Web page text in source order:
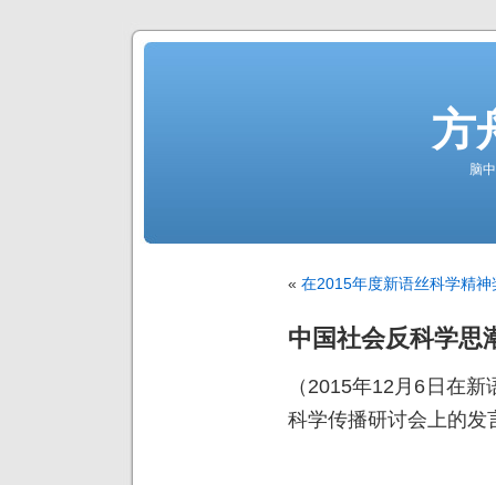
方
脑
« 在2015年度新语丝科学精
中国社会反科学思
（2015年12月6日在
科学传播研讨会上的发